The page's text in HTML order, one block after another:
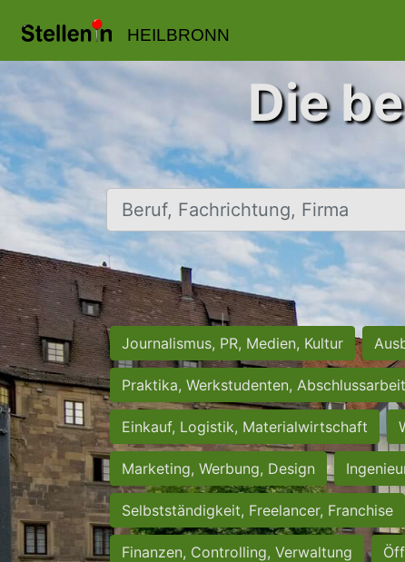
HEILBRONN
Die
Beruf, Fachrichtung, Firma
Journalismus, PR, Medien, Kultur
Praktika, Werkstudenten,
Einkauf, Logistik, Materialwirtschaft
Marketing, Werbung, Design
Selbstständigkeit, Freelancer, Franchise
Finanzen, Controlling, Verwaltung